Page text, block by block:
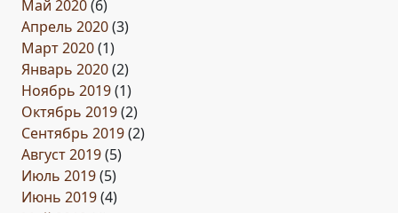
Май 2020(6)
Апрель 2020(3)
Март 2020(1)
Январь 2020(2)
Ноябрь 2019(1)
Октябрь 2019(2)
Сентябрь 2019(2)
Август 2019(5)
Июль 2019(5)
Июнь 2019(4)